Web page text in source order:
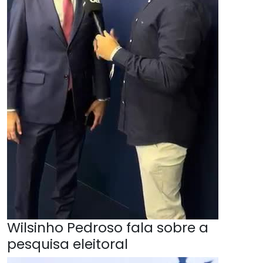
Wilsinho Pedroso fala sobre a
pesquisa eleitoral